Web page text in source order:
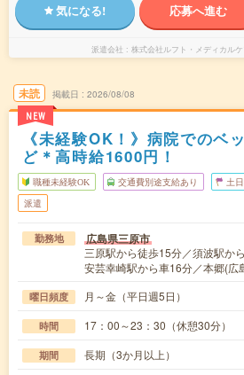
気になる! 応募へ進む
派遣会社 株式会社ルフト・メディカル
未読
NEW
掲載日 2026/08/08
《未経験OK！》病院でのベ
ど＊高時給1600円！
職種未経験OK 交通費別途支給あり 土
派遣
勤務地 広島県三原市
三原駅から徒歩15分／須波駅か
安芸幸崎駅から車16分／本郷(広
曜日頻度 月～金（平日週5日）
時間 17：00～23：30（休憩30分）
期間 長期（3か月以上）